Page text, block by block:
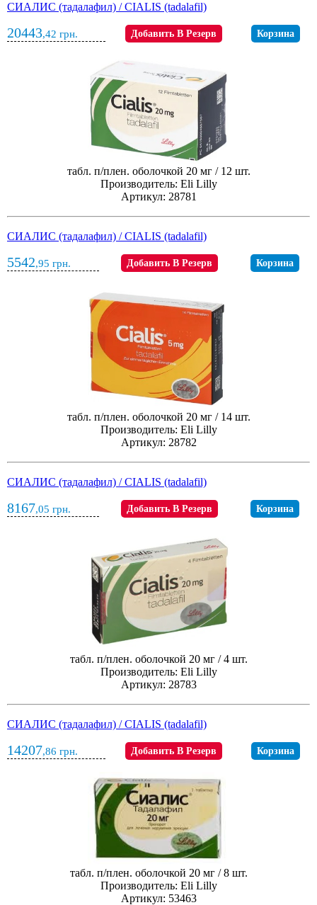
СИАЛИС (тадалафил) / CIALIS (tadalafil)
20443,42 грн. Добавить В Резерв Корзина
табл. п/плен. оболочкой 20 мг / 12 шт.
Производитель: Eli Lilly
Артикул: 28781
СИАЛИС (тадалафил) / CIALIS (tadalafil)
5542,95 грн. Добавить В Резерв Корзина
табл. п/плен. оболочкой 20 мг / 14 шт.
Производитель: Eli Lilly
Артикул: 28782
СИАЛИС (тадалафил) / CIALIS (tadalafil)
8167,05 грн. Добавить В Резерв Корзина
табл. п/плен. оболочкой 20 мг / 4 шт.
Производитель: Eli Lilly
Артикул: 28783
СИАЛИС (тадалафил) / CIALIS (tadalafil)
14207,86 грн. Добавить В Резерв Корзина
табл. п/плен. оболочкой 20 мг / 8 шт.
Производитель: Eli Lilly
Артикул: 53463